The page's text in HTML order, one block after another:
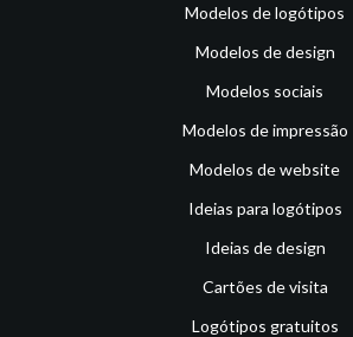
Modelos de logótipos
Modelos de design
Modelos sociais
Modelos de impressão
Modelos de website
Ideias para logótipos
Ideias de design
Cartões de visita
Logótipos gratuitos